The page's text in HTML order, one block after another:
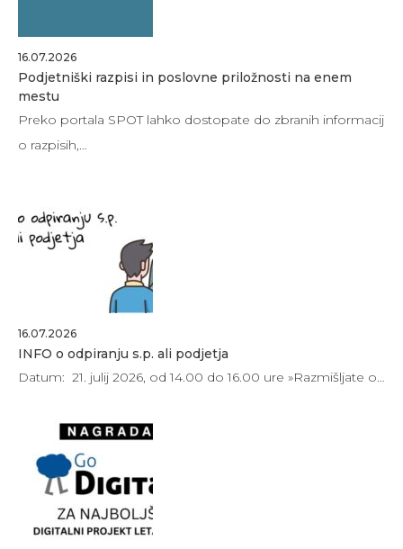
16.07.2026
Podjetniški razpisi in poslovne priložnosti na enem
mestu
Preko portala SPOT lahko dostopate do zbranih informacij
o razpisih,…
16.07.2026
INFO o odpiranju s.p. ali podjetja
Datum: 21. julij 2026, od 14.00 do 16.00 ure »Razmišljate o…